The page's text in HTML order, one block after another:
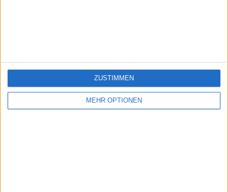
MEHR OPTIONEN
ZUSTIMMEN